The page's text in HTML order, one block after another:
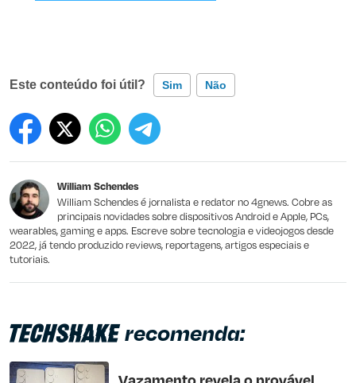
Este conteúdo foi útil? Sim Não
Este conteúdo contém informação incorreta
Outro
William Schendes
William Schendes é jornalista e redator no 4gnews. Cobre as
principais novidades sobre dispositivos Android e Apple, PCs,
wearables, gaming e apps. Escreve sobre tecnologia e videojogos desde
2022, já tendo produzido reviews, reportagens, artigos especiais e
tutoriais.
recomenda:
Vazamento revela o provável